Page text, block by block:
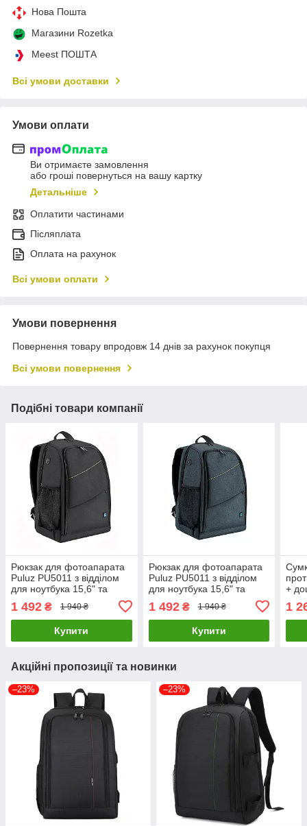
Нова Пошта
Магазини Rozetka
Meest ПОШТА
Всі умови доставки
Умови оплати
Ви отримаєте замовлення
або гроші повернуться на вашу картку
Детальніше
Оплатити частинами
Післяплата
Оплата на рахунок
Всі умови оплати
Умови повернення
Повернення товару впродовж 14 днів за рахунок покупця
Всі умови повернення
Подібні товари компанії
Рюкзак для фотоапарата
Puluz PU5011 з відділом
для ноутбука 15,6" та
дощовиком Чорний ( код:
IBF086B )
1 492 ₴ 1 940 ₴
Купити
Рюкзак для фотоапарата
Puluz PU5011 з відділом
для ноутбука 15,6" та
IBF086Z )
1 492₴ 1 940 ₴
Купити
+
1
Акційні пропозиції та новинки
–23% –23%